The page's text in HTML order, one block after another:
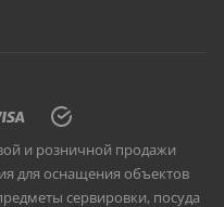
и розничной продажи
для оснащения объектов
сервировки, посуда